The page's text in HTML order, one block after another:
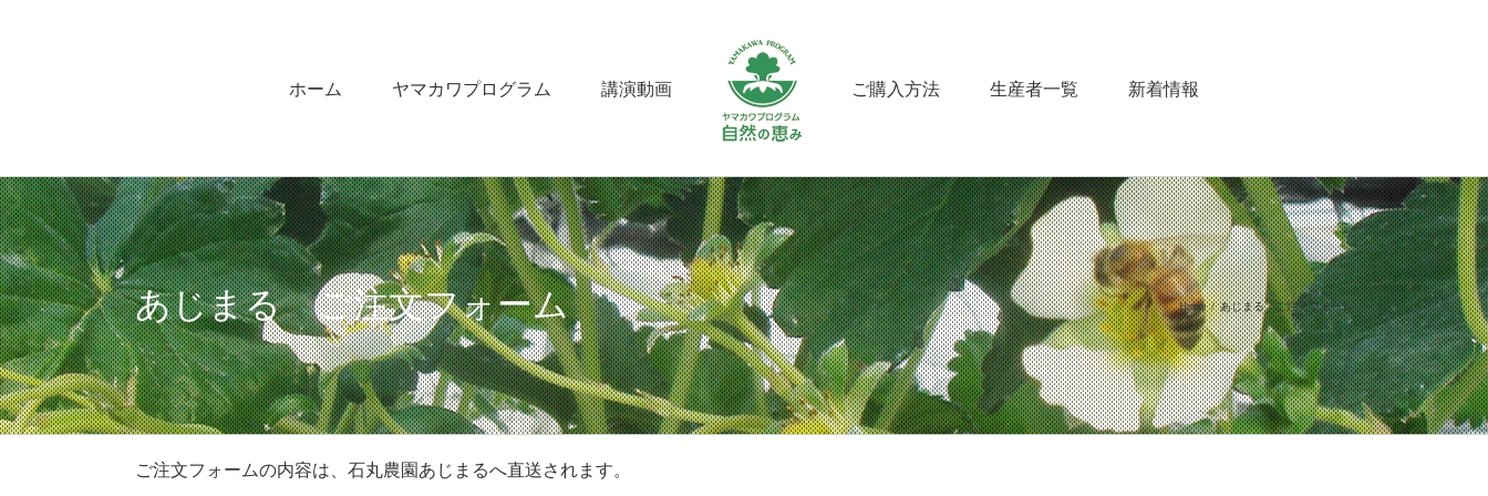
ホーム
ヤマカワプログラム 講演動画 ご購入方法 生産者一覧 新着情報
あじまる ご注文フォーム Home あじまる ご注文フォーム
ご注文フォームの内容は、石丸農園あじまるへ直送されます。